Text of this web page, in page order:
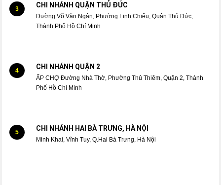
3 CHI NHÁNH QUẬN THỦ ĐỨC
Đường Võ Văn Ngân, Phường Linh Chiểu, Quận Thủ Đức,
Thành Phố Hồ Chí Minh
4 CHI NHÁNH QUẬN 2
ẤP CHỢ Đường Nhà Thờ, Phường Thủ Thiêm, Quận 2, Thành
Phố Hồ Chí Minh
5 CHI NHÁNH HAI BÀ TRƯNG, HÀ NỘI
Minh Khai, Vĩnh Tuy, Q.Hai Bà Trưng, Hà Nội